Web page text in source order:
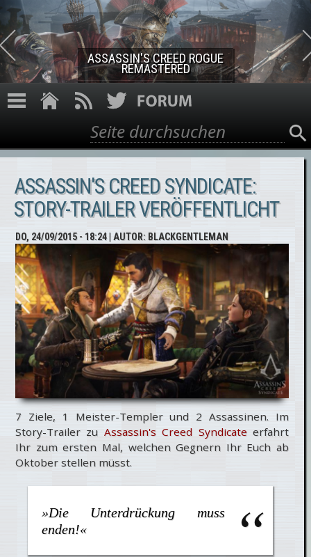
Direkt zum Inhalt
ASSASSIN'S CREED ROGUE
REMASTERED
Suchformular
Suche
ASSASSIN'S CREED SYNDICATE:
STORY-TRAILER VERÖFFENTLICHT
DO, 24/09/2015 - 18:24| AUTOR: BLACKGENTLEMAN
7 Ziele, 1 Meister-Templer und 2 Assassinen. Im
Story-Trailer zu Assassin's Creed Syndicateerfahrt
Ihr zum ersten Mal, welchen Gegnern Ihr Euch ab
Oktober stellen müsst.
»Die Unterdrückung muss
enden!«